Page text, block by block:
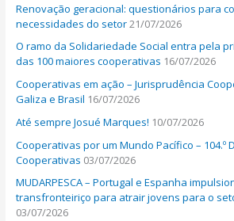
Renovação geracional: questionários para
necessidades do setor21/07/2026
O ramo da Solidariedade Social entra pela
das 100 maiores cooperativas 16/07/2026
Cooperativas em ação – Jurisprudência
Galiza e Brasil 16/07/2026
Até sempre Josué Marques! 10/07/2026
Cooperativas por um Mundo Pacífico – 104.º
Cooperativas 03/07/2026
MUDARPESCA – Portugal e Espanha
transfronteiriço para atrair jovens para o
03/07/2026